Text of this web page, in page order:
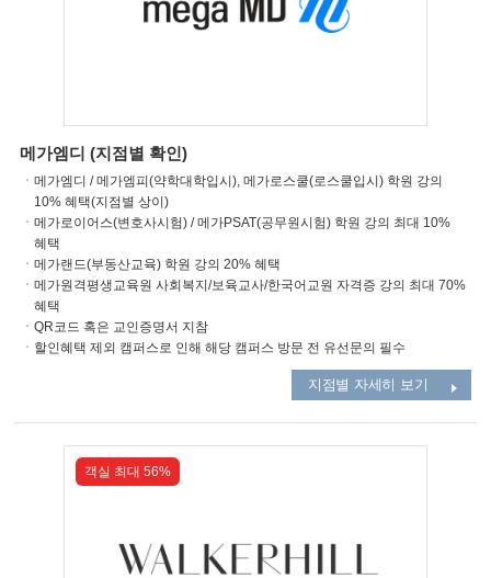
메가엠디 (지점별 확인)
ㆍ메가엠디 / 메가엠피(약학대학입시), 메가로스쿨(로스쿨입시) 학원 강의
10% 혜택(지점별 상이)
ㆍ메가로이어스(변호사시험) / 메가PSAT(공무원시험) 학원 강의 최대 10%
혜택
ㆍ메가랜드(부동산교육) 학원 강의 20% 혜택
ㆍ메가원격평생교육원 사회복지/보육교사/한국어교원 자격증 강의 최대 70%
혜택
ㆍQR코드 혹은 교인증명서 지참
ㆍ할인혜택 제외 캠퍼스로 인해 해당 캠퍼스 방문 전 유선문의 필수
지점별 자세히 보기
객실 최대 56%